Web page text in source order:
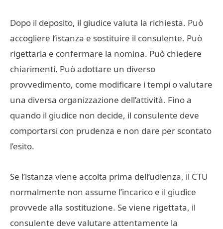
Dopo il deposito, il giudice valuta la richiesta. Può
accogliere l’istanza e sostituire il consulente. Può
rigettarla e confermare la nomina. Può chiedere
chiarimenti. Può adottare un diverso
provvedimento, come modificare i tempi o valutare
una diversa organizzazione dell’attività. Fino a
quando il giudice non decide, il consulente deve
comportarsi con prudenza e non dare per scontato
l’esito.
Se l’istanza viene accolta prima dell’udienza, il CTU
normalmente non assume l’incarico e il giudice
provvede alla sostituzione. Se viene rigettata, il
consulente deve valutare attentamente la